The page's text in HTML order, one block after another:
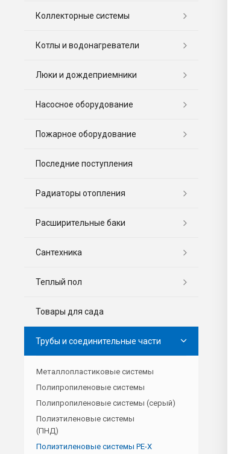
Коллекторные системы
Котлы и водонагреватели
Люки и дождеприемники
Насосное оборудование
Пожарное оборудование
Последние поступления
Радиаторы отопления
Расширительные баки
Сантехника
Теплый пол
Товары для сада
Трубы и соединительные части
Металлопластиковые системы
Полипропиленовые системы
Полипропиленовые системы (серый)
Полиэтиленовые системы
(ПНД)
Полиэтиленовые системы PE-X